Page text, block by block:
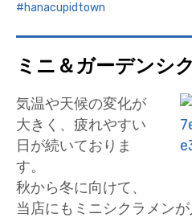
hanacupidtown
ミニ＆ガーデンシ
気温や天候の変化が
大きく、疲れやすい
日が続いておりま
す。
秋から冬に向けて、
当店にもミニシクラメンが